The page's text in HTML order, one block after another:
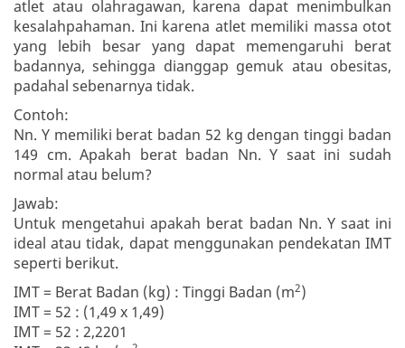
atlet atau olahragawan, karena dapat menimbulkan
kesalahpahaman. Ini karena atlet memiliki massa otot
yang lebih besar yang dapat memengaruhi berat
badannya, sehingga dianggap gemuk atau obesitas,
padahal sebenarnya tidak.
Contoh:
Nn. Y memiliki berat badan 52 kg dengan tinggi badan
149 cm. Apakah berat badan Nn. Y saat ini sudah
normal atau belum?
Jawab:
Untuk mengetahui apakah berat badan Nn. Y saat ini
ideal atau tidak, dapat menggunakan pendekatan IMT
seperti berikut.
IMT = Berat Badan (kg) : Tinggi Badan (m2)
IMT = 52 : (1,49 x 1,49)
IMT = 52 : 2,2201